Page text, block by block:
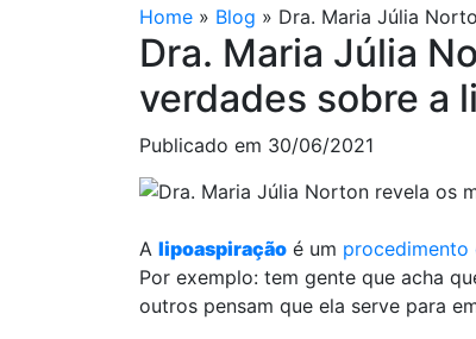
Home » Blog » Dra. Maria Júlia
Dra. Maria Júlia
verdades sobre a
Publicado em 30/06/2021
A lipoaspiração é um procedimento
Por exemplo: tem gente que acha
outros pensam que ela serve para